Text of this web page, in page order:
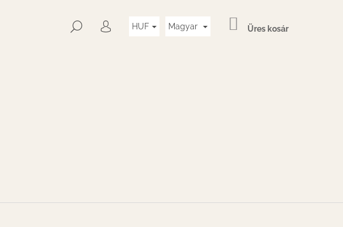
KERESÉS
BEJELENTKEZÉS
HUF Magyar KOSÁR
Üres kosár